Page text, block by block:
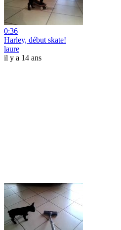
0:36
Harley, début skate!
laure
il y a 14 ans